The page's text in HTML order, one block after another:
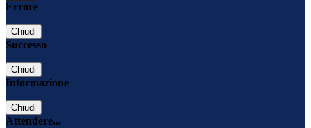
Errore
Chiudi
Successo
Chiudi
Informazione
Chiudi
Attendere...